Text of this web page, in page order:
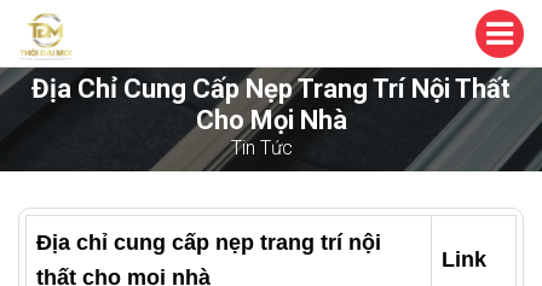
Địa Chỉ Cung Cấp Nẹp Trang Trí Nội Thất
Cho Mọi Nhà
Tin Tức
Địa chỉ cung cấp nẹp trang trí nội
thất cho mọi nhà
Link